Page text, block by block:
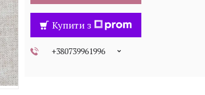
Купити з
+380739961996